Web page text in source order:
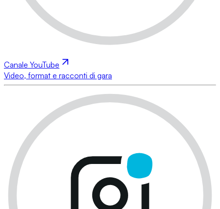
Canale YouTube
Video, format e racconti di gara